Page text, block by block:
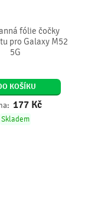
fólie čočky
pro Galaxy M52
5G
KOŠÍKU
177 Kč
Skladem